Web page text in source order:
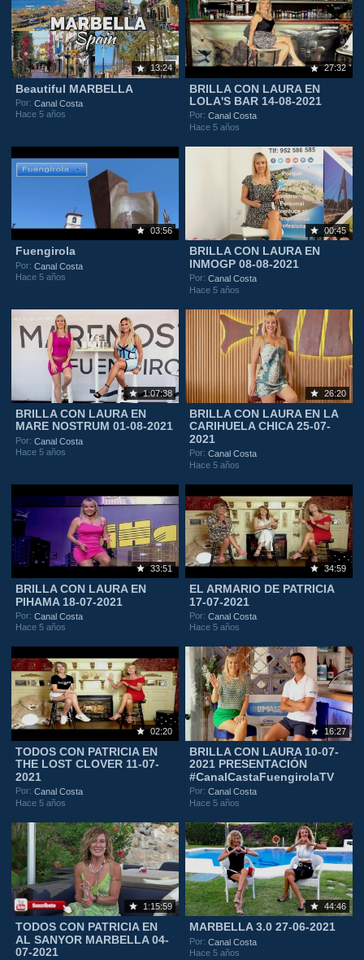
13:24
Beautiful MARBELLA
Por:Canal Costa
Hace 5 años
27:32
BRILLA CON LAURA EN
LOLA'S BAR 14-08-2021
Por:Canal Costa
Hace 5 años
03:56
Fuengirola
Por:Canal Costa
Hace 5 años
00:45
BRILLA CON LAURA EN
INMOGP 08-08-2021
Por:Canal Costa
Hace 5 años
1:07:38
BRILLA CON LAURA EN
MARE NOSTRUM 01-08-2021
Por:Canal Costa
Hace 5 años
26:20
BRILLA CON LAURA EN LA
CARIHUELA CHICA 25-07-
2021
Por:Canal Costa
Hace 5 años
33:51
BRILLA CON LAURA EN
PIHAMA 18-07-2021
Por:Canal Costa
Hace 5 años
34:59
EL ARMARIO DE PATRICIA
17-07-2021
Por:Canal Costa
Hace 5 años
02:20
TODOS CON PATRICIA EN
THE LOST CLOVER 11-07-
2021
Por:Canal Costa
Hace 5 años
16:27
BRILLA CON LAURA 10-07-
2021 PRESENTACIÓN
#CanalCastaFuengirolaTV
Por:Canal Costa
Hace 5 años
1:15:59
TODOS CON PATRICIA EN
AL SANYOR MARBELLA 04-
07-2021
44:46
MARBELLA 3.0 27-06-2021
Por:Canal Costa
Hace 5 años